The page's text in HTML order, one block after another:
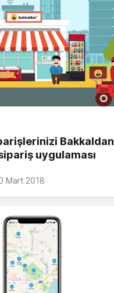
Bakkaldan
uygulaması
Mart 2018